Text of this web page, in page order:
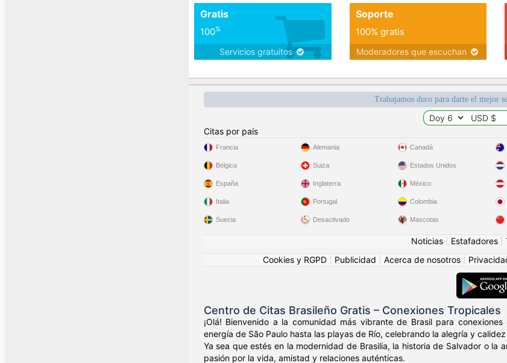
Gratis
100%
Servicios gratuitos
Soporte
100% gratis
Moderadores que escuchan
Trabajamos duro para darte el mejor
Citas por país
Francia
Bélgica
España
Italia
Suecia
Alemania
Suiza
Inglaterra
Portugal
Desactivado
Canadá
Estados Unidos
México
Colombia
Mascotas
Noticias Estafadores
Cookies y RGPD
Publicidad Acerca de nosotros
Centro de Citas Brasileño Gratis – Conexiones Tropicales
¡Olá! Bienvenido a la comunidad más vibrante de Brasil para
energía de São Paulo hasta las playas de Río, celebrando la alegría y
Ya sea que estés en la modernidad de Brasilia, la historia de Salvador o
pasión por la vida, amistad y relaciones auténticas.